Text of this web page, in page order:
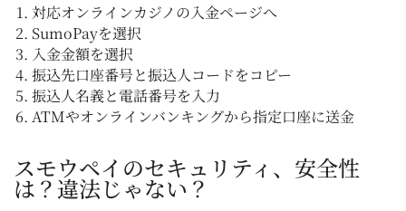
対応オンラインカジノの入金ページへ
SumoPayを選択
入金金額を選択
振込先口座番号と振込人コードをコピー
振込人名義と電話番号を入力
ATMやオンラインバンキングから指定口座に送金
スモウペイのセキュリティ、安全性
は？違法じゃない？